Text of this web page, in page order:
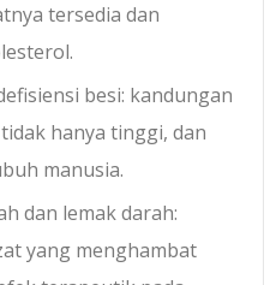
tersedia dan
besi: kandungan
hanya tinggi, dan
manusia.
dan lemak darah:
yang menghambat